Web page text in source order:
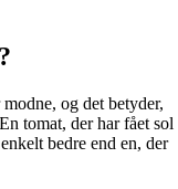
og det betyder,
tomat, der har fået sol
bedre end en, der